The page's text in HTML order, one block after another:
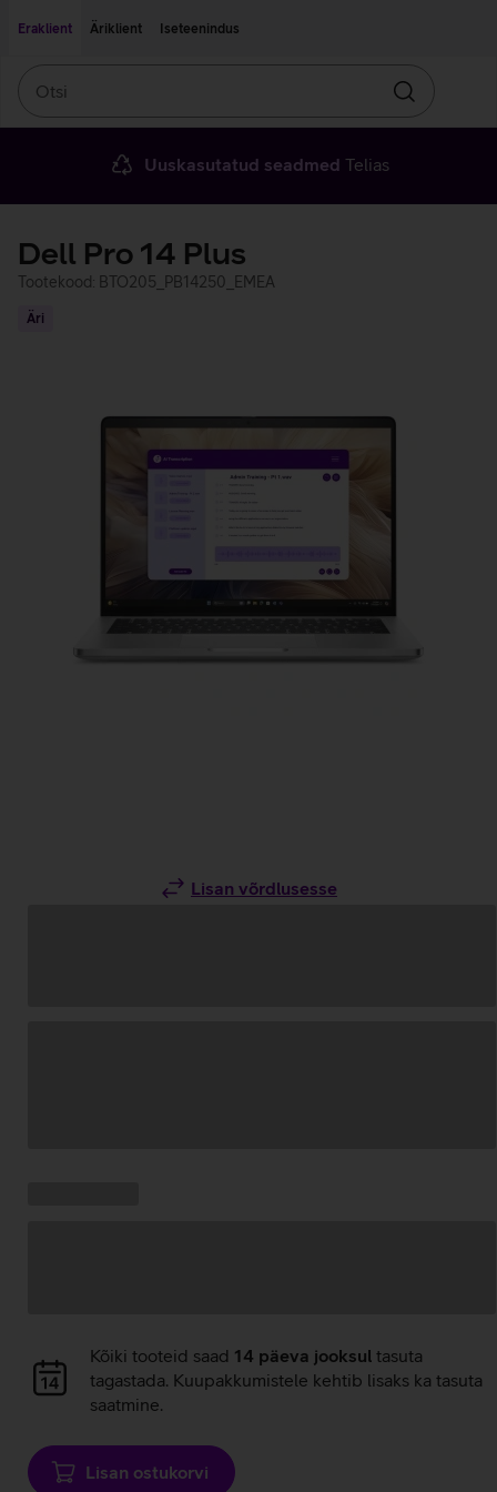
Eraklient
Äriklient Iseteenindus
Otsin
Uuskasutatud seadmed Telias
Dell Pro 14 Plus
Tootekood: BTO205_PB14250_EMEA
Äri
Lisan võrdlusesse
Andmete
laadimine
Kõiki tooteid saad 14 päeva jooksul tasuta
tagastada. Kuupakkumistele kehtib lisaks ka tasuta
saatmine.
Lisan ostukorvi